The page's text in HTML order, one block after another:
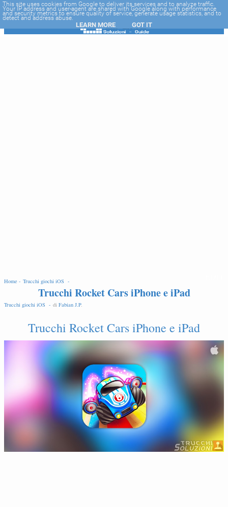
-->
Home - Trucchi giochi iOS -
Trucchi Rocket Cars iPhone e iPad
Trucchi giochi iOS - di Fabian J.P.
Trucchi Rocket Cars iPhone e iPad
This site uses cookies from Google to deliver its services and to analyze traffic.
Your IP address and user-agent are shared with Google along with performance
and security metrics to ensure quality of service, generate usage statistics, and to
detect and address abuse.
LEARN MORE GOT IT